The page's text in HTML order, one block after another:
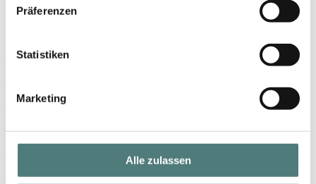
Präferenzen
Statistiken
Marketing
Alle zulassen
Shop
Marken
Make-up
Haare